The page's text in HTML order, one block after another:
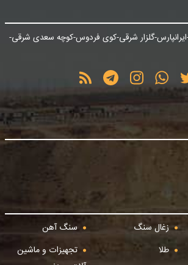
ایرانپارس-گلزار شرقی-کوی فردوس-کوچه سعدی شرقی-
زغال سنگ
سنگ آهن
طلا
تجهیزات و ماشین